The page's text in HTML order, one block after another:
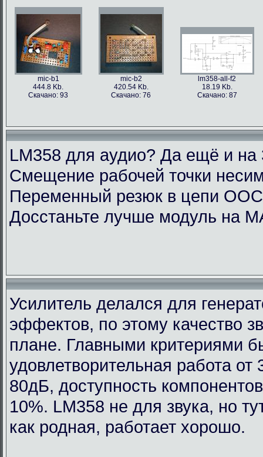
mic-b1
444.8 Kb.
Скачано: 93
mic-b2
420.54 Kb.
Скачано: 76
lm358-all-f2
18.19 Kb.
Скачано: 87
LM358 для аудио? Да ещё и на
Смещение рабочей точки
Переменный резюк в цепи
Досстаньте лучше модуль на
Усилитель делался для
эффектов, по этому качество
плане. Главными критериями
удовлетворительная работа
80дБ, доступность
10%. LM358 не для звука, но
как родная, работает хорошо.